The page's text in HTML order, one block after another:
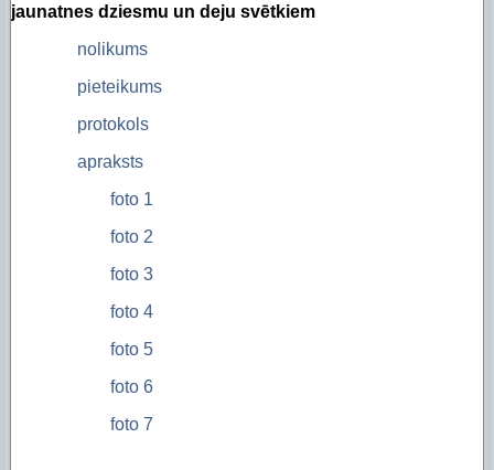
jaunatnes dziesmu un deju svētkiem
nolikums
pieteikums
protokols
apraksts
foto 1
foto 2
foto 3
foto 4
foto 5
foto 6
foto 7